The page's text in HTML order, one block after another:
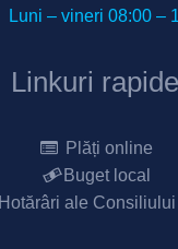
Luni – vineri 08:00 –
Linkuri rapide
Plăți online
Buget local
Hotărâri ale Consiliului